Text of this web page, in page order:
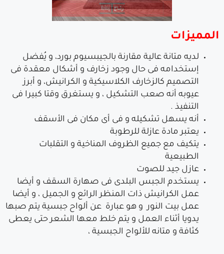
المميزات
لديه متانة عالية مقارنة بالجيبسيوم بورد، و يُفضل
إستخدامه فى حال وجود زخارف و أشكال معقدة فى
التصميم كالزخارف الكلاسيكية و الكرانيش، و أبرز
عيوبه أنه صعب التشكيل ، و يستغرق وقتا كبيرا فى
التنفيذ .
أنه يسهل تشكيله و فى أى مكان فى الأسقف
يعتبر مادة عازلة للرطوبة
يتكيف مع جميع الظروف المناخية و التقلبات
الطبيعية
عازل جيد للصوت
يستخدم الجبس البلدى فى صهارة السقف و أيضا
عمل الكرانيش ذات المنظر الرائع و الجميل ، و أيضا
عمل بيت النور و هو عبارة عن ألواح جبسية يتم صبها
يدويا أثناء العمل و يتم خلط معها الشعر حتى يعطى
كثافة و متانه للألواح الجبسية ،